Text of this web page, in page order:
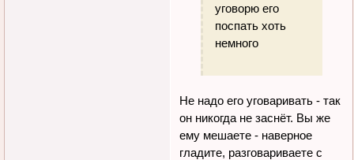
уговорю его
поспать хоть
немного
Не надо его уговаривать - так
он никогда не заснёт. Вы же
ему мешаете - наверное
гладите, разговариваете с